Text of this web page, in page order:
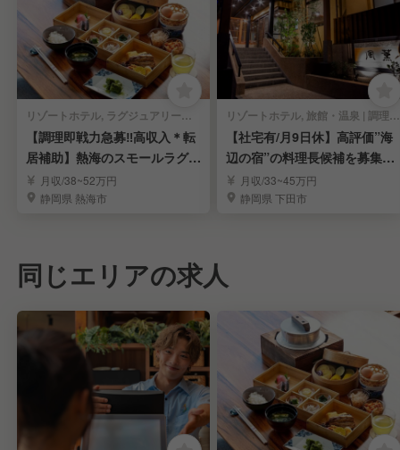
リゾートホテル, ラグジュアリーホテル | 調理部門 | 料理長・料理長候補
【調理即戦力急募‼️高収入＊転
居補助】熱海のスモールラグジ
ュアリーホテル
月収/38~52万円
静岡県 熱海市
リゾートホテル, 旅館・温泉 | 調理部門 | 料理長・料理長候補
【社宅有/月9日休】高評価”海
辺の宿”の料理長候補を募集
リピート率高め
月収/33~45万円
静岡県 下田市
同じエリアの求人